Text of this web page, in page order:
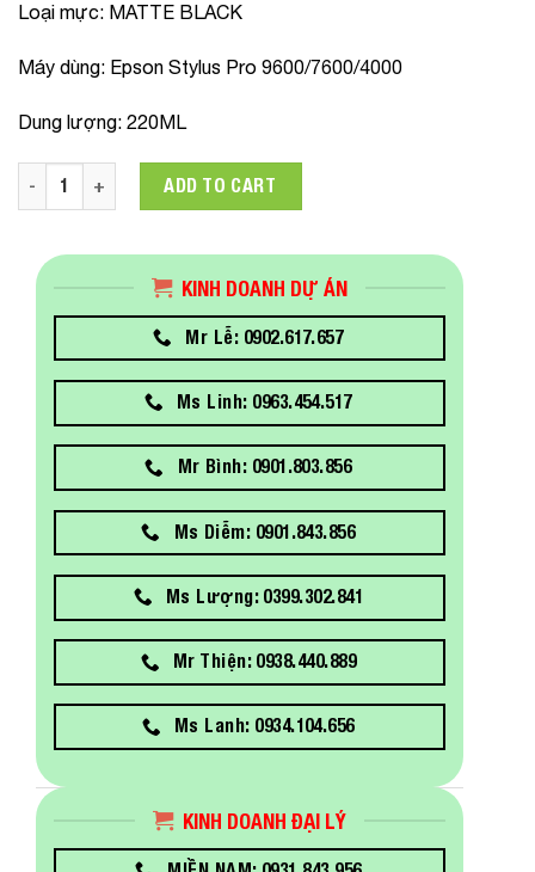
Loại mực: MATTE BLACK
Máy dùng: Epson Stylus Pro 9600/7600/4000
Dung lượng: 220ML
C13T544800 Mực in Epson SP9600/7600/4000 MATTE
ADD TO CART
KINH DOANH DỰ ÁN
Mr Lễ: 0902.617.657
Ms Linh: 0963.454.517
Mr Bình: 0901.803.856
Ms Diễm: 0901.843.856
Ms Lượng: 0399.302.841
Mr Thiện: 0938.440.889
Ms Lanh: 0934.104.656
KINH DOANH ĐẠI LÝ